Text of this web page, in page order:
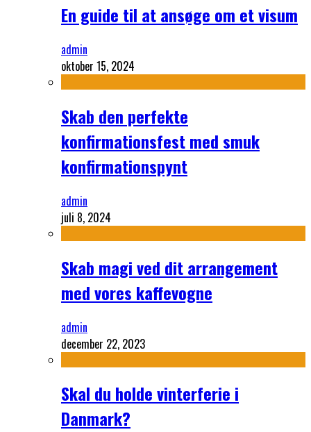
En guide til at ansøge om et visum
admin
oktober 15, 2024
Skab den perfekte
konfirmationsfest med smuk
konfirmationspynt
admin
juli 8, 2024
Skab magi ved dit arrangement
med vores kaffevogne
admin
december 22, 2023
Skal du holde vinterferie i
Danmark?